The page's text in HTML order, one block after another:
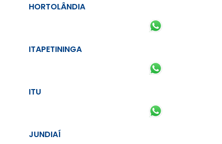
HORTOLÂNDIA
ITAPETININGA
ITU
JUNDIAÍ